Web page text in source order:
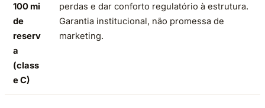
100 mi
de
reserv
a
(class
e C)
perdas e dar conforto regulatório à estrutura.
Garantia institucional, não promessa de
marketing.